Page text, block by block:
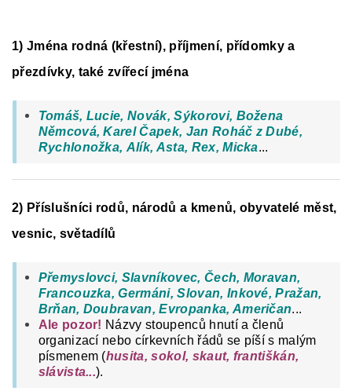
1) Jména rodná (křestní), příjmení, přídomky a
přezdívky, také zvířecí jména
Tomáš, Lucie, Novák, Sýkorovi, Božena
Němcová, Karel Čapek, Jan Roháč z Dubé,
Rychlonožka, Alík, Asta, Rex, Micka...
2) Příslušníci rodů, národů a kmenů, obyvatelé měst,
vesnic, světadílů
Přemyslovci, Slavníkovec, Čech, Moravan,
Francouzka, Germáni, Slovan, Inkové, Pražan,
Brňan, Doubravan, Evropanka, Američan...
Ale pozor! Názvy stoupenců hnutí a členů
organizací nebo církevních řádů se píší s malým
písmenem (husita, sokol, skaut, františkán,
slávista...).